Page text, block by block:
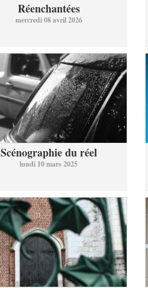
Réenchantées
mercredi 08 avril 2026
Scénographie du réel
lundi 10 mars 2025